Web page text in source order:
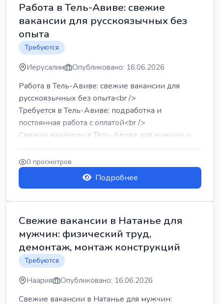
Работа в Тель-Авиве: свежие
вакансии для русскоязычных без
опыта
Требуются
Иерусалим Опубликовано: 16.06.2026
Работа в Тель-Авиве: свежие вакансии для
русскоязычных без опыта<br />
Требуется в Тель-Авиве: подработка и
постоянная работа с оплатой<br />
Свежие вакансии в Тель-Авиве для мужчин и
женщин от хозя...
0 просмотров
Подробнее
Свежие вакансии в Натанье для
мужчин: физический труд,
демонтаж, монтаж конструкций
Требуются
Наария Опубликовано: 16.06.2026
Свежие вакансии в Натанье для мужчин: